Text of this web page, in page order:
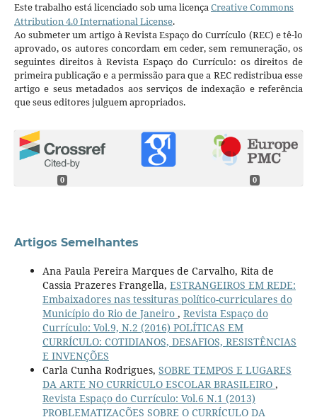
Este trabalho está licenciado sob uma licençaCreative Commons
Attribution 4.0 International License.
Ao submeter um artigo à Revista Espaço do Currículo (REC) e tê-lo
aprovado, os autores concordam em ceder, sem remuneração, os
seguintes direitos à Revista Espaço do Currículo: os direitos de
primeira publicação e a permissão para que a REC redistribua esse
artigo e seus metadados aos serviços de indexação e referência
que seus editores julguem apropriados.
0 0
Artigos Semelhantes
Ana Paula Pereira Marques de Carvalho, Rita de
Cassia Prazeres Frangella, ESTRANGEIROS EM REDE:
Embaixadores nas tessituras político-curriculares do
Município do Rio de Janeiro , Revista Espaço do
Currículo: Vol.9, N.2 (2016) POLÍTICAS EM
CURRÍCULO: COTIDIANOS, DESAFIOS, RESISTÊNCIAS
E INVENÇÕES
Carla Cunha Rodrigues, SOBRE TEMPOS E LUGARES
DA ARTE NO CURRÍCULO ESCOLAR BRASILEIRO ,
Revista Espaço do Currículo: Vol.6 N.1 (2013)
PROBLEMATIZAÇÕES SOBRE O CURRÍCULO DA